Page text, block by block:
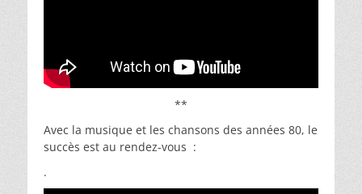
**
Avec la musique et les chansons des années 80, le
succès est au rendez-vous :
.